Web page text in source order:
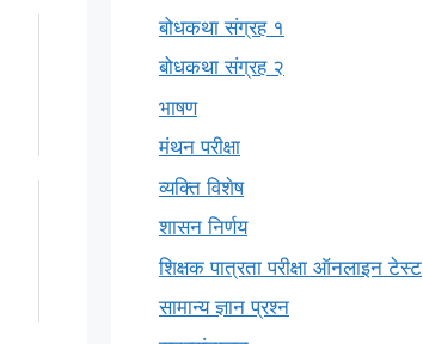
बोधकथा संग्रह १
बोधकथा संग्रह २
भाषण
मंथन परीक्षा
व्यक्ति विशेष
शासन निर्णय
शिक्षक पात्रता परीक्षा ऑनलाइन टेस्ट
सामान्य ज्ञान प्रश्न